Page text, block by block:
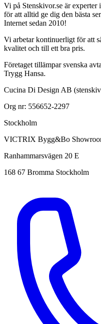
Vi på Stenskivor.se är experter
för att alltid ge dig den bästa
Internet sedan 2010!
Vi arbetar kontinuerligt för att
kvalitet och till ett bra pris.
Företaget tillämpar svenska
Trygg Hansa.
Cucina Di Design AB
Org nr: 556652-2297
Stockholm
VICTRIX Bygg&Bo
Ranhammarsvägen 20 E
168 67 Bromma Stockholm